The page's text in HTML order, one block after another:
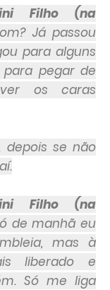
Filho (na
Já passou
para alguns
pegar de
os caras
depois se não
Filho (na
de manhã eu
mas à
liberado e
Só me liga